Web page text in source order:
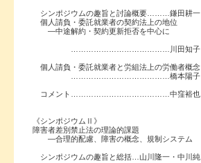
シンポジウムの趣旨と討論概要………鎌田耕一
個人請負・委託就業者の契約法上の地位
―中途解約・契約更新拒否を中心に
…………………………………川田知子
個人請負・委託就業者と労組法上の労働者概念
…………………………………橋本陽子
コメント…………………………………中窪裕也
《シンポジウムⅡ》
障害者差別禁止法の理論的課題
―合理的配慮、障害の概念、規制システム
シンポジウムの趣旨と総括…山川隆一・中川純